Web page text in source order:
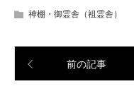
神棚・御霊舎（祖霊舎）
前の記事